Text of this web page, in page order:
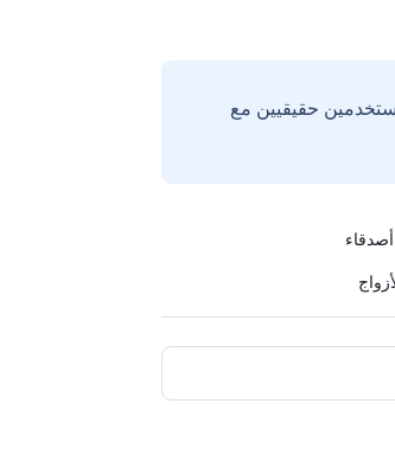
حقيقيين مع
أصدقاء